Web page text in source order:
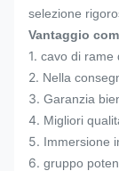
selezione
Vantaggio
1. cavo di rame
2. Nella
3. Garanzia
4. Migliori
5. Immersione
6. gruppo